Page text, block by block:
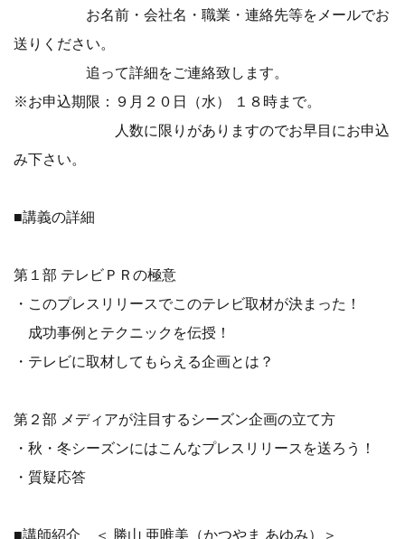
お名前・会社名・職業・連絡先等をメールでお
送りください。
追って詳細をご連絡致します。
※お申込期限：９月２０日（水） １８時まで。
人数に限りがありますのでお早目にお申込
み下さい。
■講義の詳細
第１部 テレビＰＲの極意
・このプレスリリースでこのテレビ取材が決まった！
成功事例とテクニックを伝授！
・テレビに取材してもらえる企画とは？
第２部 メディアが注目するシーズン企画の立て方
・秋・冬シーズンにはこんなプレスリリースを送ろう！
・質疑応答
■講師紹介 ＜ 勝山 亜唯美（かつやま あゆみ）＞